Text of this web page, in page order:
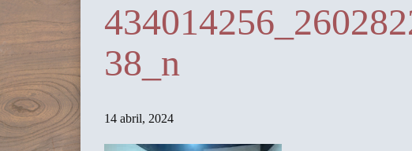
38_n
14 abril, 2024